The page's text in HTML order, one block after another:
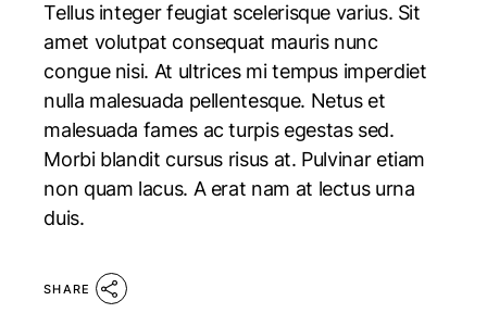
Tellus integer feugiat scelerisque varius. Sit
amet volutpat consequat mauris nunc
congue nisi. At ultrices mi tempus imperdiet
nulla malesuada pellentesque. Netus et
malesuada fames ac turpis egestas sed.
Morbi blandit cursus risus at. Pulvinar etiam
non quam lacus. A erat nam at lectus urna
duis.
SHARE